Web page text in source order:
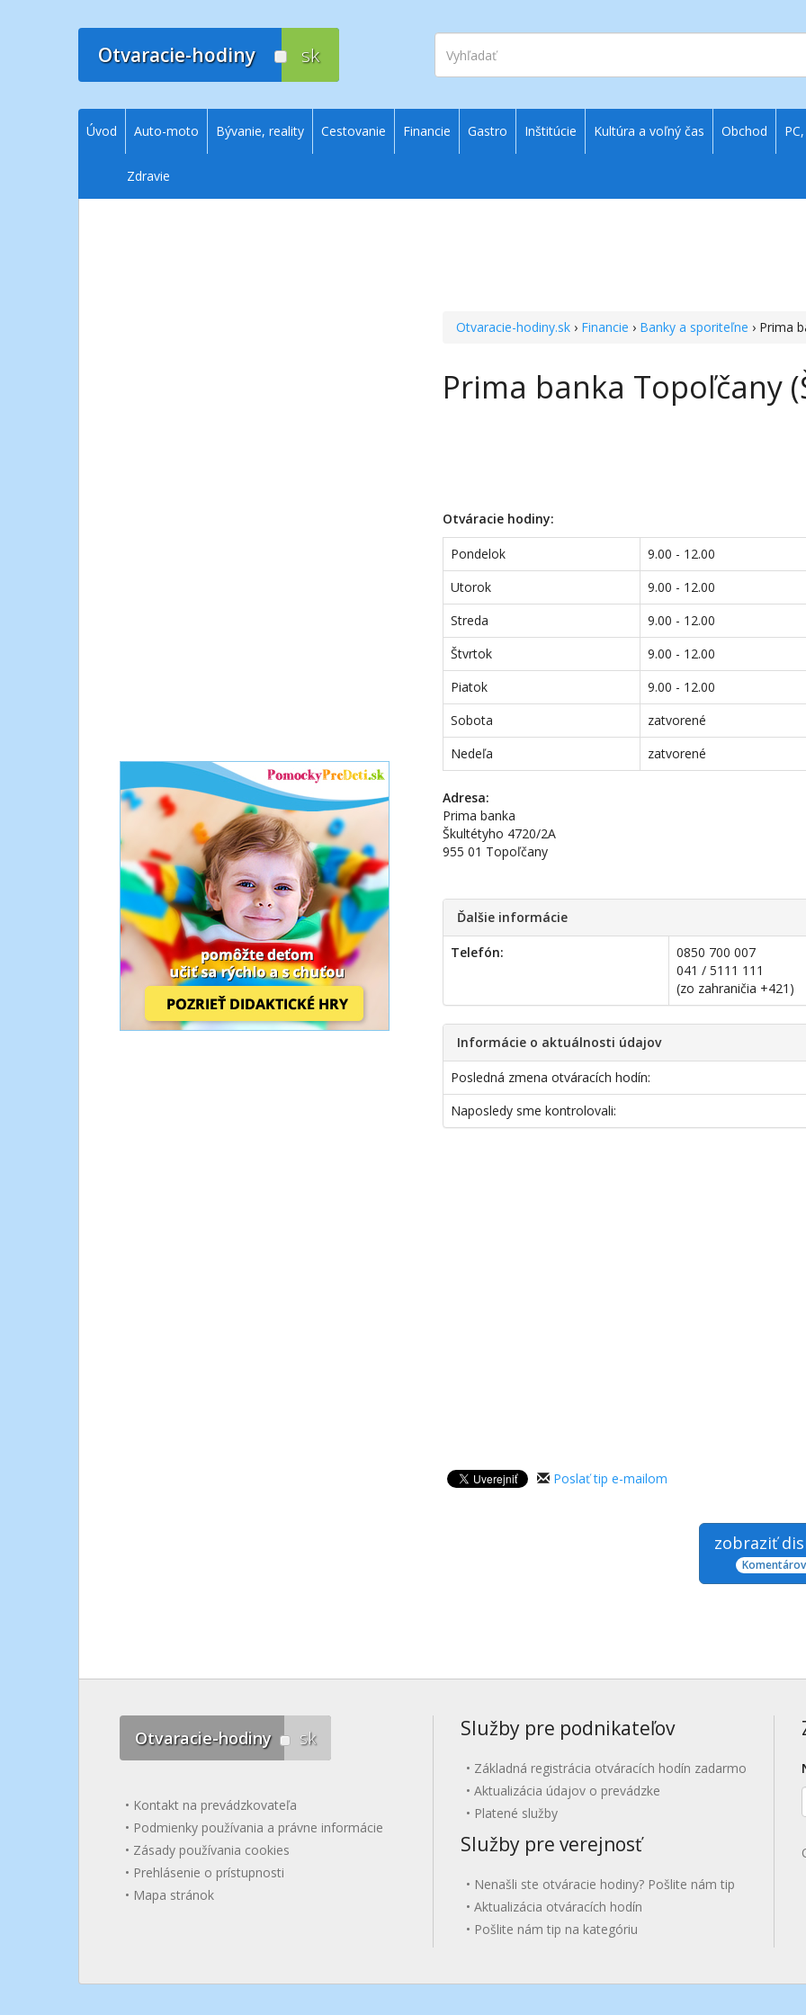
Otvaracie-hodiny sk
Vyhľadať
Otvaracie-hodiny.sk › Financie › Banky a sporiteľne › Prima
Prima banka Topoľčany
Otváracie hodiny:
Pondelok 9.00 - 12.00
Utorok
9.00 - 12.00
Streda
9.00 - 12.00
Štvrtok
9.00 - 12.00
Piatok
9.00 - 12.00
Sobota
zatvorené
Nedeľa
zatvorené
Adresa:
Prima banka
Škultétyho 4720/2A
955 01 Topoľčany
Ďalšie informácie
Telefón:
0850 700 007
041 / 5111 111
(zo zahraničia +421)
Informácie o aktuálnosti údajov
Posledná zmena otváracích hodín:
Naposledy sme kontrolovali:
Poslať tip e-mailom
zobraziť
Otvaracie-hodiny sk
Kontakt na prevádzkovateľa
Podmienky používania a právne informácie
Zásady používania cookies
Prehlásenie o prístupnosti
Mapa stránok
Služby pre podnikateľov
Základná registrácia otváracích hodín zadarmo
Aktualizácia údajov o prevádzke
Platené služby
Služby pre verejnosť
Nenašli ste otváracie hodiny? Pošlite nám tip
Aktualizácia otváracích hodín
Pošlite nám tip na kategóriu
E-
Úvod Auto-moto Bývanie, reality Cestovanie Financie Gastro Inštitúcie Kultúra a voľný čas Obchod
Zdravie